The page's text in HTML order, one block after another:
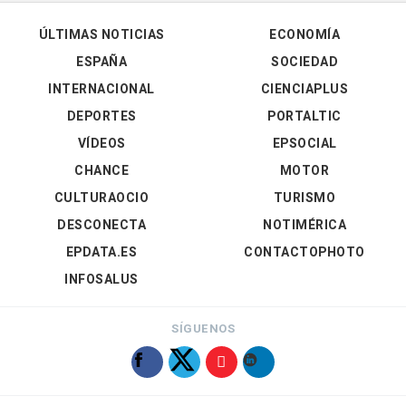
ÚLTIMAS NOTICIAS
ESPAÑA
INTERNACIONAL
DEPORTES
VÍDEOS
ECONOMÍA
SOCIEDAD
CIENCIAPLUS
PORTALTIC
EPSOCIAL
CHANCE
CULTURAOCIO
DESCONECTA
EPDATA.ES
INFOSALUS
MOTOR
TURISMO
NOTIMÉRICA
CONTACTOPHOTO
SÍGUENOS